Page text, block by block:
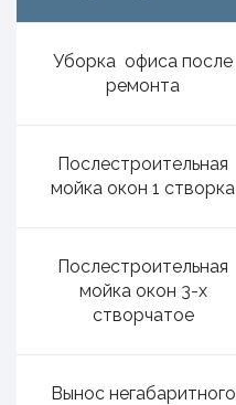
Уборка офиса после
ремонта
Послестроительная
мойка окон 1 створка
Послестроительная
мойка окон 3-х
створчатое
Вынос негабаритного